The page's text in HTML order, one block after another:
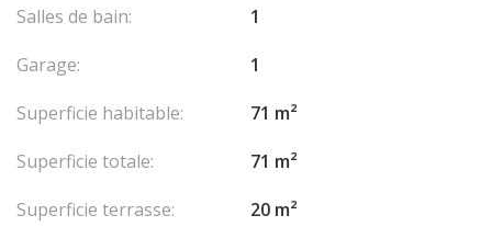
Salles de bain:
1
Garage:
1
Superficie habitable:
71 m²
Superficie totale:
71 m²
Superficie terrasse:
20 m²